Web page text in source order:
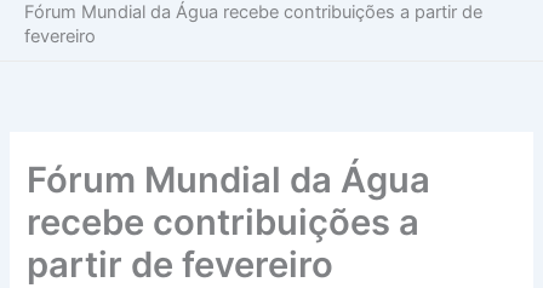
Fórum Mundial da Água recebe contribuições a partir de
fevereiro
Fórum Mundial da Água
recebe contribuições a
partir de fevereiro